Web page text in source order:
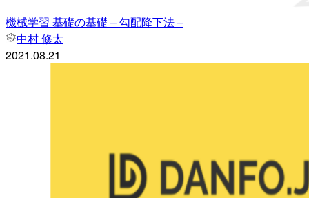
機械学習 基礎の基礎 – 勾配降下法 –
中村 修太
2021.08.21